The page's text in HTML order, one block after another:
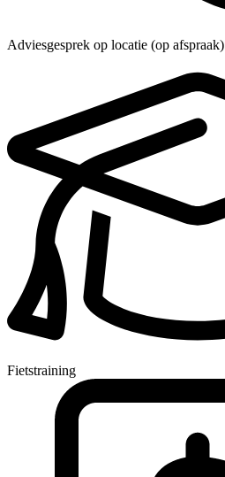
Adviesgesprek op locatie (op afspraak)
Fietstraining